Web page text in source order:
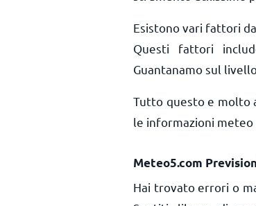
Esistono vari fattori
Questi fattori
Guantanamo sul
Tutto questo e molto
le informazioni meteo
Meteo5.com
Hai trovato errori o